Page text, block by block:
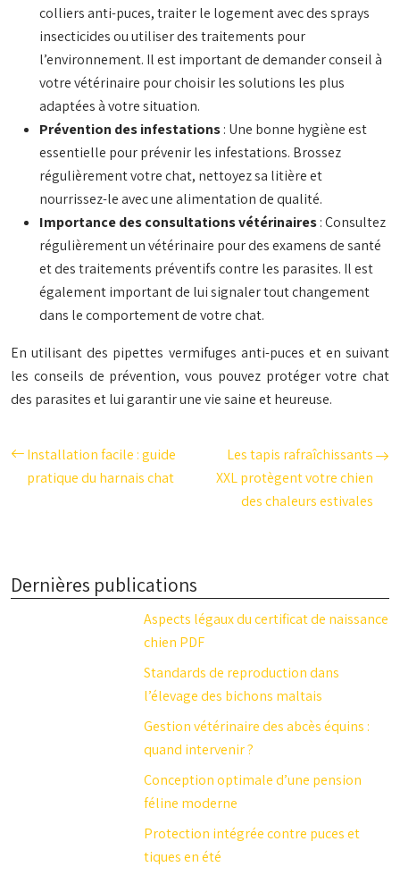
colliers anti-puces, traiter le logement avec des sprays
insecticides ou utiliser des traitements pour
l’environnement. Il est important de demander conseil à
votre vétérinaire pour choisir les solutions les plus
adaptées à votre situation.
Prévention des infestations: Une bonne hygiène est
essentielle pour prévenir les infestations. Brossez
régulièrement votre chat, nettoyez sa litière et
nourrissez-le avec une alimentation de qualité.
Importance des consultations vétérinaires: Consultez
régulièrement un vétérinaire pour des examens de santé
et des traitements préventifs contre les parasites. Il est
également important de lui signaler tout changement
dans le comportement de votre chat.
En utilisant des pipettes vermifuges anti-puces et en suivant
les conseils de prévention, vous pouvez protéger votre chat
des parasites et lui garantir une vie saine et heureuse.
Installation facile : guide
pratique du harnais chat
Les tapis rafraîchissants
XXL protègent votre chien
des chaleurs estivales
Dernières publications
Aspects légaux du certificat de naissance
chien PDF
Standards de reproduction dans
l’élevage des bichons maltais
Gestion vétérinaire des abcès équins :
quand intervenir ?
Conception optimale d’une pension
féline moderne
Protection intégrée contre puces et
tiques en été